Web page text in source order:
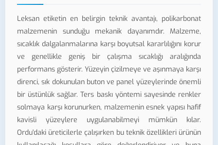
Leksan etiketin en belirgin teknik avantajı, polikarbonat
malzemenin sunduğu mekanik dayanımdır. Malzeme,
sıcaklık dalgalanmalarına karşı boyutsal kararlılığını korur
ve genellikle geniş bir çalışma sıcaklığı aralığında
performans gösterir. Yüzeyin çizilmeye ve aşınmaya karşı
direnci, sık dokunulan buton ve panel yüzeylerinde önemli
bir üstünlük sağlar. Ters baskı yöntemi sayesinde renkler
solmaya karşı korunurken, malzemenin esnek yapısı hafif
kavisli yüzeylere uygulanabilmeyi mümkün kılar.
Ordu'daki üreticilerle çalışırken bu teknik özellikleri ürünün